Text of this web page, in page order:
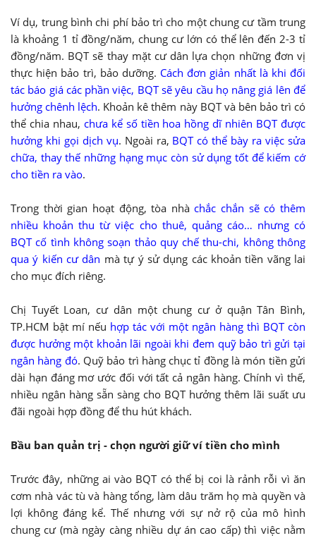
Ví dụ, trung bình chi phí bảo trì cho một chung cư tầm trung
là khoảng 1 tỉ đồng/năm, chung cư lớn có thể lên đến 2-3 tỉ
đồng/năm. BQT sẽ thay mặt cư dân lựa chọn những đơn vị
thực hiện bảo trì, bảo dưỡng. Cách đơn giản nhất là khi đối
tác báo giá các phần việc, BQT sẽ yêu cầu họ nâng giá lên để
hưởng chênh lệch. Khoản kê thêm này BQT và bên bảo trì có
thể chia nhau, chưa kể số tiền hoa hồng dĩ nhiên BQT được
hưởng khi gọi dịch vụ. Ngoài ra, BQT có thể bày ra việc sửa
chữa, thay thế những hạng mục còn sử dụng tốt để kiếm cớ
cho tiền ra vào.
Trong thời gian hoạt động, tòa nhà chắc chắn sẽ có thêm
nhiều khoản thu từ việc cho thuê, quảng cáo… nhưng có
BQT cố tình không soạn thảo quy chế thu-chi, không thông
qua ý kiến cư dân mà tự ý sử dụng các khoản tiền vãng lai
cho mục đích riêng.
Chị Tuyết Loan, cư dân một chung cư ở quận Tân Bình,
TP.HCM bật mí nếu hợp tác với một ngân hàng thì BQT còn
được hưởng một khoản lãi ngoài khi đem quỹ bảo trì gửi tại
ngân hàng đó. Quỹ bảo trì hàng chục tỉ đồng là món tiền gửi
dài hạn đáng mơ ước đối với tất cả ngân hàng. Chính vì thế,
nhiều ngân hàng sẵn sàng cho BQT hưởng thêm lãi suất ưu
đãi ngoài hợp đồng để thu hút khách.
Bầu ban quản trị - chọn người giữ ví tiền cho mình
Trước đây, những ai vào BQT có thể bị coi là rảnh rỗi vì ăn
cơm nhà vác tù và hàng tổng, làm dâu trăm họ mà quyền và
lợi không đáng kể. Thế nhưng với sự nở rộ của mô hình
chung cư (mà ngày càng nhiều dự án cao cấp) thì việc nằm